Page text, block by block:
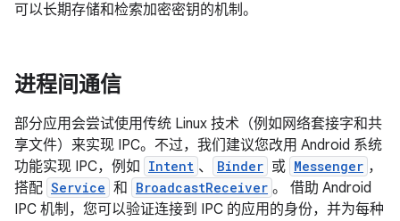
可以长期存储和检索加密密钥的机制。
进程间通信
部分应用会尝试使用传统 Linux 技术（例如网络套接字和共
享文件）来实现 IPC。不过，我们建议您改用 Android 系统
功能实现 IPC，例如
Intent 、 Binder 或 Messenger ，
搭配 Service 和 BroadcastReceiver 。 借助 Android
IPC 机制，您可以验证连接到 IPC 的应用的身份，并为每种